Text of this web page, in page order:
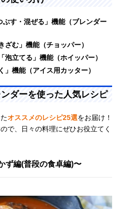
す・混ぜる」機能（ブレンダー
む」機能（チョッパー）
立てる」機能（ホイッパー）
機能（アイス用カッター）
ンダーを使った人気レシピ
オススメのレシピ25選をお届け！
で、日々の料理にぜひお役立てく
ず編(普段の食卓編)〜